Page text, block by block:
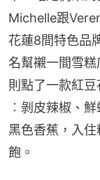
Michelle跟
花蓮8間特色品
名幫襯一間雪
則點了一款紅
︰剝皮辣椒、
黑色香蕉，入
飽。